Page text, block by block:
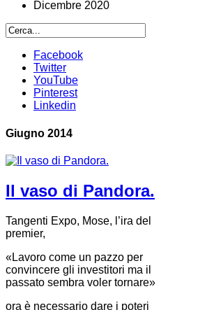
Dicembre 2020
Facebook
Twitter
YouTube
Pinterest
Linkedin
Giugno 2014
Il vaso di Pandora.
Tangenti Expo, Mose, l’ira del
premier,
«Lavoro come un pazzo per
convincere gli investitori ma il
passato sembra voler tornare»
ora è necessario dare i poteri